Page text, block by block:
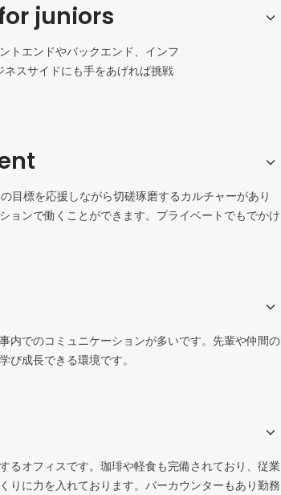
juniors
トエンドやバックエンド、インフ
スサイドにも手をあげれば挑戦
目標を応援しながら切磋琢磨するカルチャーがあり
ョンで働くことができます。プライベートでもでかけ
内でのコミュニケーションが多いです。先輩や仲間の
び成長できる環境です。
るオフィスです。珈琲や軽食も完備されており、従業
りに力を入れております。バーカウンターもあり勤務